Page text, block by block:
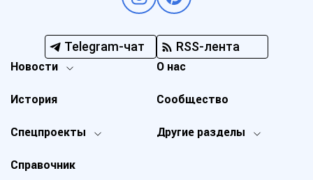
Telegram-чат RSS-лента
Новости
Спецпроекты Другие разделы
История
О нас
Справочник
Сообщество